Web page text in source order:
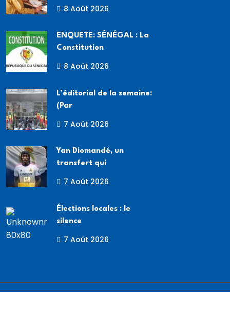
8 Août 2026
ENQUETE: SÉNÉGAL : La
Constitution
8 Août 2026
L’éditorial de la semaine:
(Par
7 Août 2026
Yan Diomandé, un
transfert qui
7 Août 2026
Élections locales : le
silence
7 Août 2026